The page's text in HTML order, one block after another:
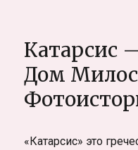
Катарсис
Дом
«Катарсис» это